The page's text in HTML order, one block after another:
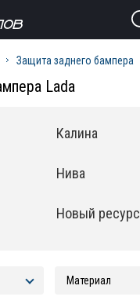
Защита заднего бампера
Lada
Калина
Нива
Новый ресурс